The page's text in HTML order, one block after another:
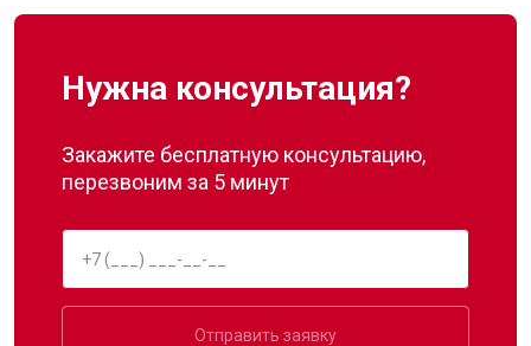
Нужна консультация?
Закажите бесплатную консультацию,
перезвоним за 5 минут
Отправить заявку